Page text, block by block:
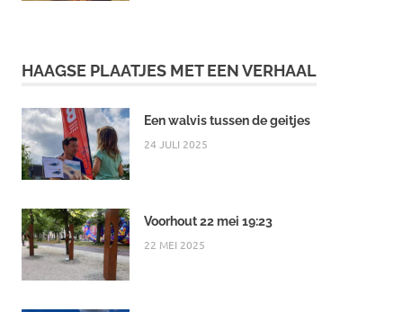
HAAGSE PLAATJES MET EEN VERHAAL
Een walvis tussen de geitjes
24 JULI 2025
Voorhout 22 mei 19:23
22 MEI 2025